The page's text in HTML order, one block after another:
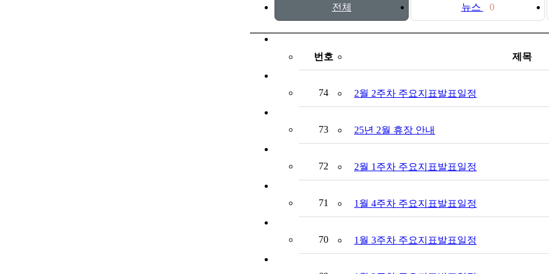
전체 뉴스 0
번호 제목
74 2월 2주차 주요지표발표일정
73 25년 2월 휴장 안내
72 2월 1주차 주요지표발표일정
71 1월 4주차 주요지표발표일정
70 1월 3주차 주요지표발표일정